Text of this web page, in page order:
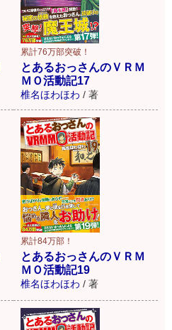
累計76万部突破！
とあるおっさんのＶＲＭ
ＭＯ活動記17
椎名ほわほわ / 著
累計84万部！
とあるおっさんのＶＲＭ
ＭＯ活動記19
椎名ほわほわ / 著